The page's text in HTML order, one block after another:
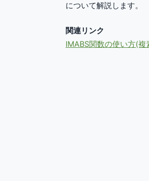
について解説します。
関連リンク
IMABS関数の使い方(